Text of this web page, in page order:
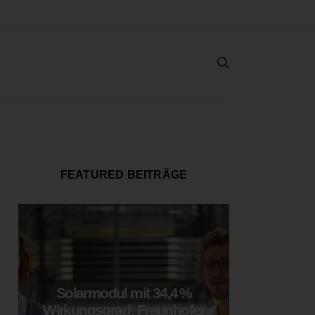
FEATURED BEITRÄGE
Solarmodul mit 34,4 %
Wirkungsgrad: Fraunhofer